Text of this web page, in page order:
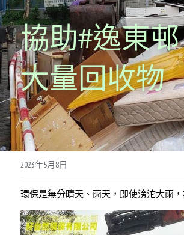
合作團體
感言
日常運作
智能舊衣回收指南
聯絡我們
智能回收箱登記頁面
協助#逸東
大量回收物
2023年5月8日
環保是無分睛天、雨天，即使滂沱大雨